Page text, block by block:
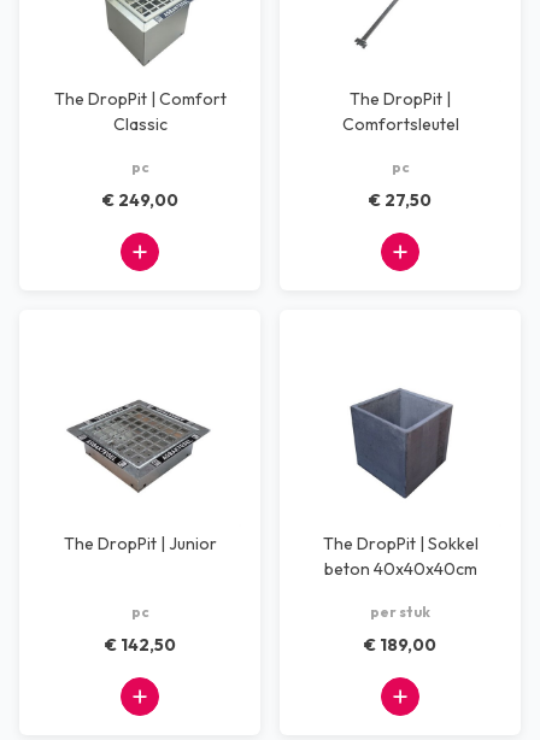
The DropPit | Comfort
Classic
pc
€ 249,00
The DropPit |
Comfortsleutel
pc
€ 27,50
The DropPit | Junior
pc
€ 142,50
The DropPit | Sokkel
beton 40x40x40cm
per stuk
€ 189,00